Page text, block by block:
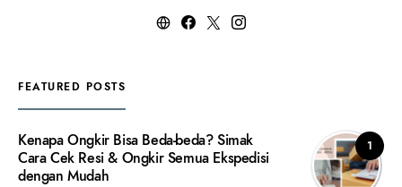
FEATURED POSTS
1
Kenapa Ongkir Bisa Beda-beda? Simak
Cara Cek Resi & Ongkir Semua Ekspedisi
dengan Mudah